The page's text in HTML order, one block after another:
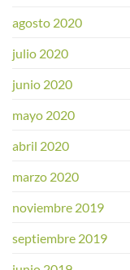
agosto 2020
julio 2020
junio 2020
mayo 2020
abril 2020
marzo 2020
noviembre 2019
septiembre 2019